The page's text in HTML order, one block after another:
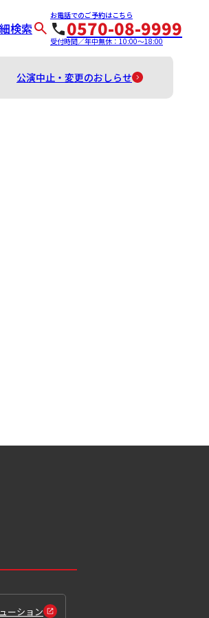
検索
お電話でのご予約はこちら
0570-08-9999
受付時間／年中無休：10:00～18:00
公演中止・変更のおしらせ
ーション